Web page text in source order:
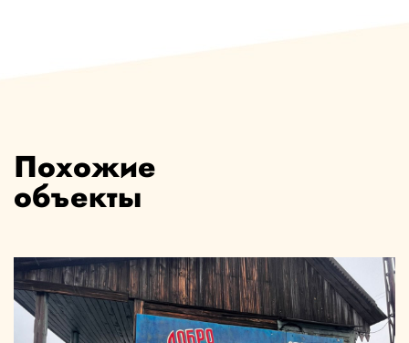
Похожие
объекты